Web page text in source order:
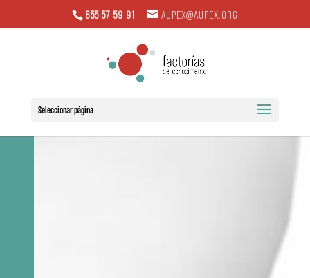
655 57 59 91 AUPEX@AUPEX.ORG
Seleccionar página